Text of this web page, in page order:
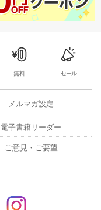
無料 セール
メルマガ設定
電子書籍リーダー
ご意見・ご要望